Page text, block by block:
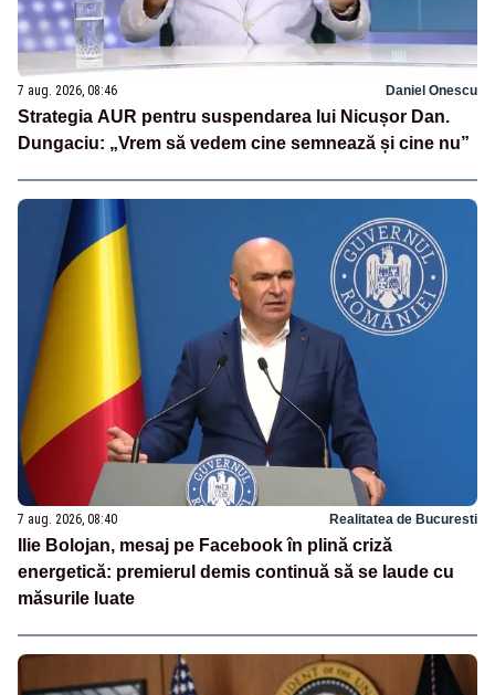
7 aug. 2026, 08:46 Daniel Onescu
Strategia AUR pentru suspendarea lui Nicușor Dan.
Dungaciu: „Vrem să vedem cine semnează și cine nu”
7 aug. 2026, 08:40 Realitatea de Bucuresti
Ilie Bolojan, mesaj pe Facebook în plină criză
energetică: premierul demis continuă să se laude cu
măsurile luate